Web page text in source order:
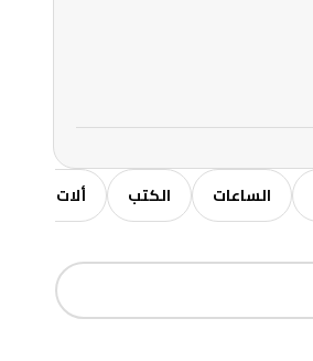
الساعات الكتب ألات